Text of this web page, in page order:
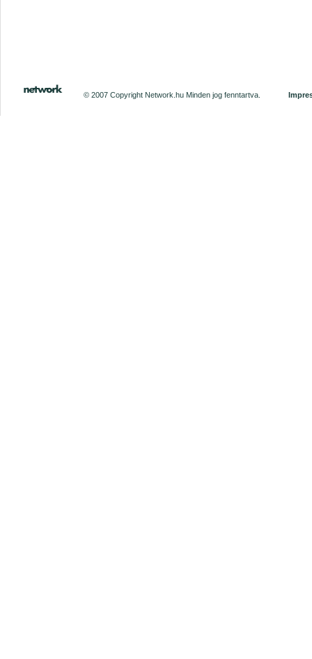
© 2007 Copyright Network.hu Minden jog fenntartva.